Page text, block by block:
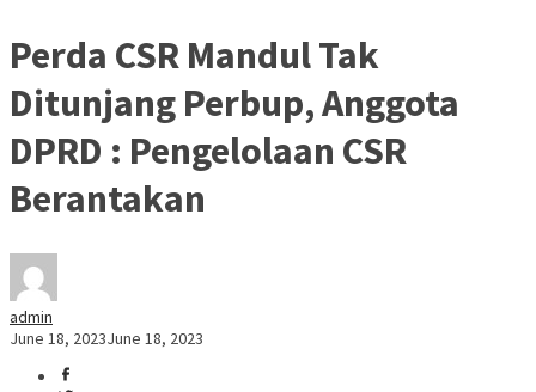
Perda CSR Mandul Tak
Ditunjang Perbup, Anggota
DPRD : Pengelolaan CSR
Berantakan
admin
June 18, 2023June 18, 2023